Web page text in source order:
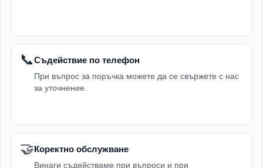
📞Съдействие по телефон
При въпрос за поръчка можете да се свържете с нас
за уточнение.
🤝Коректно обслужване
Винаги съдействаме при въпроси и при